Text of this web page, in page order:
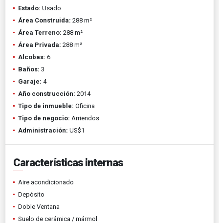
Estado: Usado
Área Construida: 288 m²
Área Terreno: 288 m²
Área Privada: 288 m²
Alcobas: 6
Baños: 3
Garaje: 4
Año construcción: 2014
Tipo de inmueble: Oficina
Tipo de negocio: Arriendos
Administración: US$1
Características internas
Aire acondicionado
Depósito
Doble Ventana
Suelo de cerámica / mármol